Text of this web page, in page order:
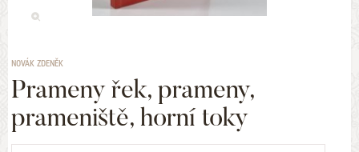
NOVÁK ZDENĚK
Prameny řek, prameny,
prameniště, horní toky